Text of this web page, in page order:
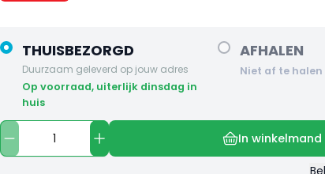
THUISBEZORGD
Duurzaam geleverd op jouw adres
op voorraad, uiterlijk dinsdag in
huis
AFHALEN
Niet af te halen
In winkelmand